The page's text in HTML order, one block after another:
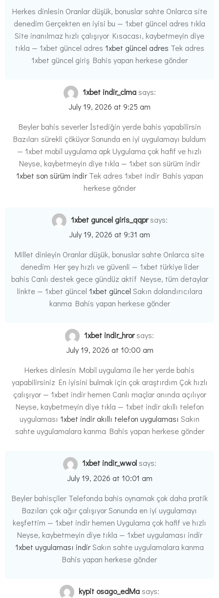
Herkes dinlesin Oranlar düşük, bonuslar sahte Onlarca site
denedim Gerçekten en iyisi bu — 1xbet güncel adres tıkla
Site inanılmaz hızlı çalışıyor Kısacası, kaybetmeyin diye
tıkla — 1xbet güncel adres 1xbet güncel adres Tek adres
1xbet güncel giriş Bahis yapan herkese gönder
1xbet indir_clma says:
July 19, 2026 at 9:25 am
Beyler bahis severler İstediğin yerde bahis yapabilirsin
Bazıları sürekli çöküyor Sonunda en iyi uygulamayı buldum
— 1xbet mobil uygulama apk Uygulama çok hafif ve hızlı
Neyse, kaybetmeyin diye tıkla — 1xbet son sürüm indir
1xbet son sürüm indirTek adres 1xbet indir Bahis yapan
herkese gönder
1xbet guncel giris_qqpr says:
July 19, 2026 at 9:31 am
Millet dinleyin Oranlar düşük, bonuslar sahte Onlarca site
denedim Her şey hızlı ve güvenli — 1xbet türkiye lider
bahis Canlı destek gece gündüz aktif Neyse, tüm detaylar
linkte — 1xbet güncel 1xbet güncel Sakın dolandırıcılara
kanma Bahis yapan herkese gönder
1xbet indir_hrorsays:
July 19, 2026 at 10:00 am
Herkes dinlesin Mobil uygulama ile her yerde bahis
yapabilirsiniz En iyisini bulmak için çok araştırdım Çok hızlı
çalışıyor — 1xbet indir hemen Canlı maçlar anında açılıyor
Neyse, kaybetmeyin diye tıkla — 1xbet indir akıllı telefon
uygulaması 1xbet indir akıllı telefon uygulaması Sakın
sahte uygulamalara kanma Bahis yapan herkese gönder
1xbet indir_wwol says:
July 19, 2026 at 10:01 am
Beyler bahisçiler Telefonda bahis oynamak çok daha pratik
Bazıları çok ağır çalışıyor Sonunda en iyi uygulamayı
keşfettim — 1xbet indir hemen Uygulama çok hafif ve hızlı
Neyse, kaybetmeyin diye tıkla — 1xbet uygulaması indir
1xbet uygulaması indirSakın sahte uygulamalara kanma
Bahis yapan herkese gönder
kypit osago_edMasays: